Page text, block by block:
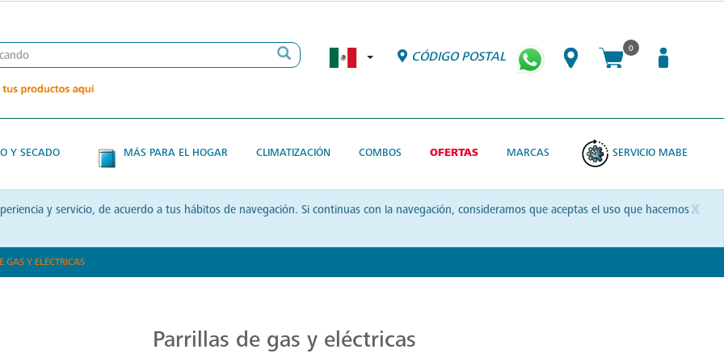
CÓDIGO POSTAL
0
Y SECADO MÁS PARA EL HOGAR CLIMATIZACIÓN COMBOS OFERTAS MARCAS SERVICIO MABE
x
y servicio, de acuerdo a tus hábitos de navegación. Si continuas con la navegación, consideramos que aceptas el uso que hacemos
GAS Y ELÉCTRICAS
Parrillas de gas y eléctricas